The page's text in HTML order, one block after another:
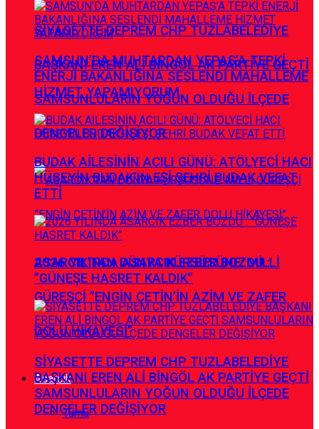
SİYASETTE DEPREM CHP TUZLABELEDİYE
BAŞKANI EREN ALİ BİNGÖL AK PARTİYE GEÇTİ
SAMSUNLULARIN YOĞUN OLDUĞU İLÇEDE
DENGELER DEĞİŞİYOR
ASARCIK’TAN DÜNYA KÜRSÜSÜNE: MİLLİ
GÜREŞÇİ ”ENGİN ÇETİN’İN AZİM VE ZAFER
DOLU HİKAYESİ”
Asarcık
Tümü
SAMSUN’DA MUHTARDAN YEPAŞ’A TEPKİ
ENERJİ BAKANLIĞINA SESLENDİ MAHALLEME
HİZMET YAPAMIYORUM
BUDAK AİLESİNİN ACILI GÜNÜ: ATÖLYECİ HACI
HÜSEYİN BUDAK’IN EŞİ ŞEHRİ BUDAK VEFAT
ETTİ
2026 YILINDA ASARCIK EZBER BOZDU :
”GÜNEŞE HASRET KALDIK”
SİYASETTE DEPREM CHP TUZLABELEDİYE
BAŞKANI EREN ALİ BİNGÖL AK PARTİYE GEÇTİ
SAMSUNLULARIN YOĞUN OLDUĞU İLÇEDE
DENGELER DEĞİŞİYOR